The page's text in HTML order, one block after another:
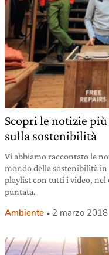
Scopri le notizie
sulla sostenibilità
Vi abbiamo raccontato le
mondo della sostenibilità in
playlist con tutti i video, nel
puntata.
Ambiente 2 marzo 2018